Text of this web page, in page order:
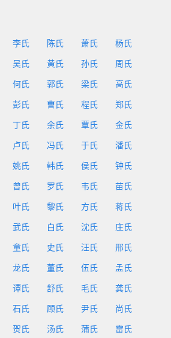
李氏 陈氏 萧氏 杨氏
吴氏 黄氏 孙氏 周氏
何氏 郭氏 梁氏 高氏
彭氏 曹氏 程氏 郑氏
丁氏 余氏 覃氏 金氏
卢氏 冯氏 于氏 潘氏
姚氏 韩氏 侯氏 钟氏
曾氏 罗氏 韦氏 苗氏
叶氏 黎氏 方氏 蒋氏
武氏 白氏 沈氏 庄氏
童氏 史氏 汪氏 邢氏
龙氏 董氏 伍氏 孟氏
谭氏 舒氏 毛氏 龚氏
石氏 顾氏 尹氏 尚氏
贺氏 汤氏 蒲氏 雷氏